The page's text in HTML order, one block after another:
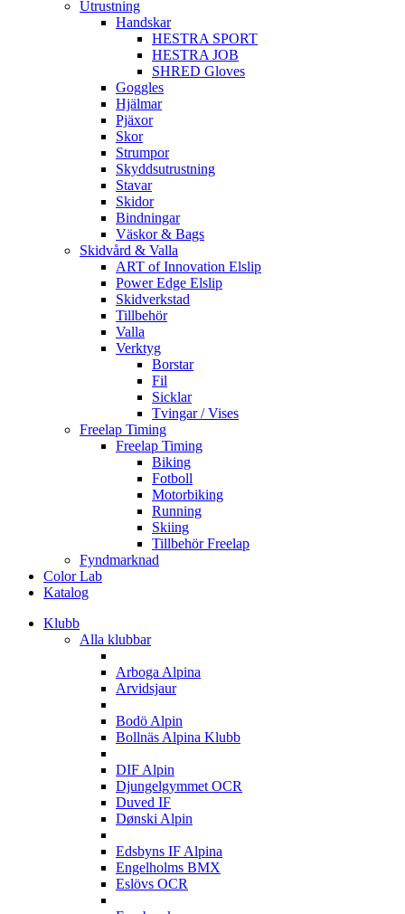
Utrustning
Handskar
HESTRA SPORT
HESTRA JOB
SHRED Gloves
Goggles
Hjälmar
Pjäxor
Skor
Strumpor
Skyddsutrustning
Stavar
Skidor
Bindningar
Väskor & Bags
Skidvård & Valla
ART of Innovation Elslip
Power Edge Elslip
Skidverkstad
Tillbehör
Valla
Verktyg
Borstar
Fil
Sicklar
Tvingar / Vises
Freelap Timing
Freelap Timing
Biking
Fotboll
Motorbiking
Running
Skiing
Tillbehör Freelap
Fyndmarknad
Color Lab
Katalog
Klubb
Alla klubbar
Arboga Alpina
Arvidsjaur
Bodö Alpin
Bollnäs Alpina Klubb
DIF Alpin
Djungelgymmet OCR
Duved IF
Dønski Alpin
Edsbyns IF Alpina
Engelholms BMX
Eslövs OCR